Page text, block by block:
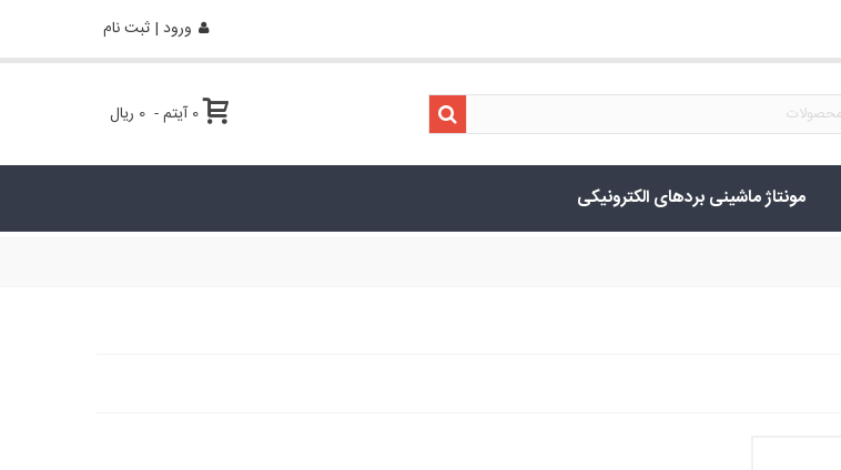
ورود | ثبت نام
0 آیتم- 0 ریال
مونتاژ ماشینی بردهای الکترونیکی